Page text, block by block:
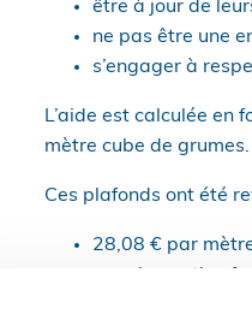
être à jour de
ne pas être une
s’engager à
L’aide est calculée en
mètre cube de grumes.
Ces plafonds ont été
28,08 € par